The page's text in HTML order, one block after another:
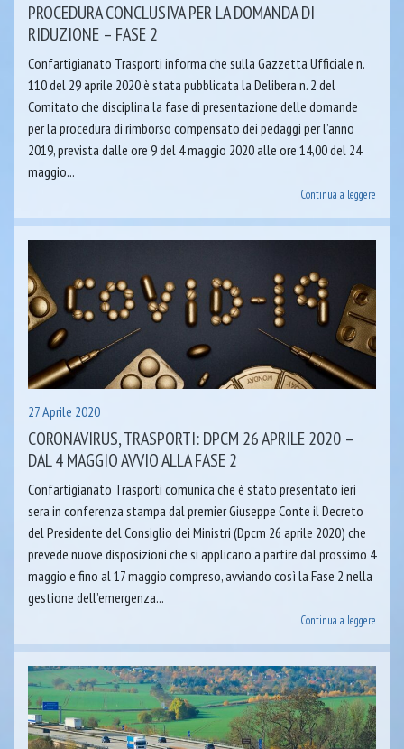
PROCEDURA CONCLUSIVA PER LA DOMANDA DI
RIDUZIONE – FASE 2
Confartigianato Trasporti informa che sulla Gazzetta Ufficiale n.
110 del 29 aprile 2020 è stata pubblicata la Delibera n. 2 del
Comitato che disciplina la fase di presentazione delle domande
per la procedura di rimborso compensato dei pedaggi per l’anno
2019, prevista dalle ore 9 del 4 maggio 2020 alle ore 14,00 del 24
maggio...
Continua a leggere
27 Aprile 2020
CORONAVIRUS, TRASPORTI: DPCM 26 APRILE 2020 –
DAL 4 MAGGIO AVVIO ALLA FASE 2
Confartigianato Trasporti comunica che è stato presentato ieri
sera in conferenza stampa dal premier Giuseppe Conte il Decreto
del Presidente del Consiglio dei Ministri (Dpcm 26 aprile 2020) che
prevede nuove disposizioni che si applicano a partire dal prossimo 4
maggio e fino al 17 maggio compreso, avviando così la Fase 2 nella
gestione dell’emergenza...
Continua a leggere